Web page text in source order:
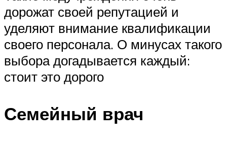
дорожат своей репутацией и
уделяют внимание квалификации
своего персонала. О минусах такого
выбора догадывается каждый:
стоит это дорого
Семейный врач